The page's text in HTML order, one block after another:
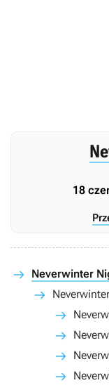
18
Neverwinter